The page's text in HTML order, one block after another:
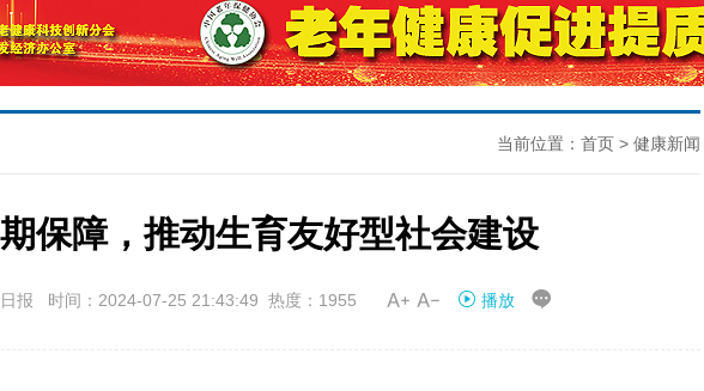
当前位置： 首页 > 健康新闻
保障，推动生育友好型社会建设
报 时间：2024-07-25 21:43:49 热度：1955  播放 